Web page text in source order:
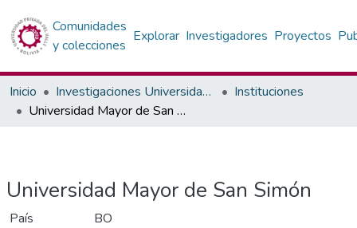
Comunidades
y colecciones
Explorar Investigadores Proyectos
Inicio Investigaciones Universidad Privada del Valle
Instituciones
Universidad Mayor de San Simón
Universidad Mayor de San Simón
País
BO